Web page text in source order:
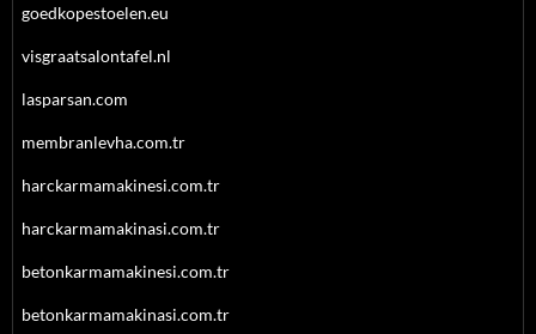
goedkopestoelen.eu
visgraatsalontafel.nl
lasparsan.com
membranlevha.com.tr
harckarmamakinesi.com.tr
harckarmamakinasi.com.tr
betonkarmamakinesi.com.tr
betonkarmamakinasi.com.tr